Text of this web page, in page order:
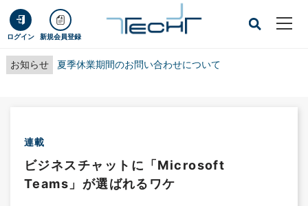
ログイン 新規会員登録
お知らせ 夏季休業期間のお問い合わせについて
連載
ビジネスチャットに「Microsoft
Teams」が選ばれるワケ